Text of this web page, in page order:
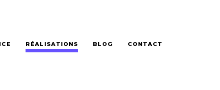
RÉALISATIONS BLOG CONTACT